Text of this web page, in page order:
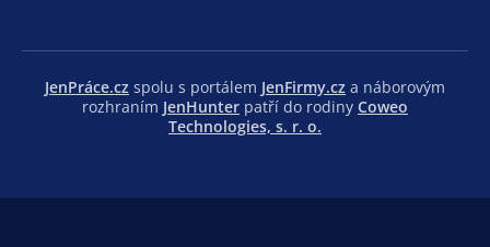
JenPráce.cz spolu s portálem JenFirmy.cz a náborovým
rozhraním JenHunter patří do rodiny Coweo
Technologies, s. r. o.